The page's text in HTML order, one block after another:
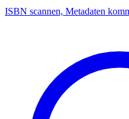
ISBN scannen, Metadaten